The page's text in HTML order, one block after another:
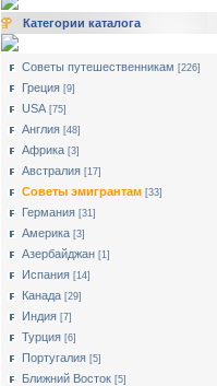
Категории каталога
Советы путешественникам [226]
Греция [9]
USA [75]
Англия [48]
Африка [3]
Австралия [17]
Cоветы эмигрантам [33]
Германия [31]
Америка [3]
Азербайджан [1]
Испания [14]
Канада [29]
Индия [7]
Турция [6]
Португалия [5]
Ближний Восток [5]